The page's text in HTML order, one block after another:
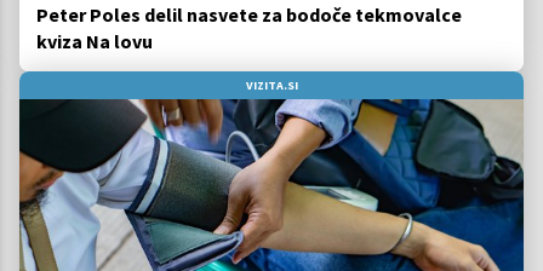
Peter Poles delil nasvete za bodoče tekmovalce
kviza Na lovu
VIZITA.SI